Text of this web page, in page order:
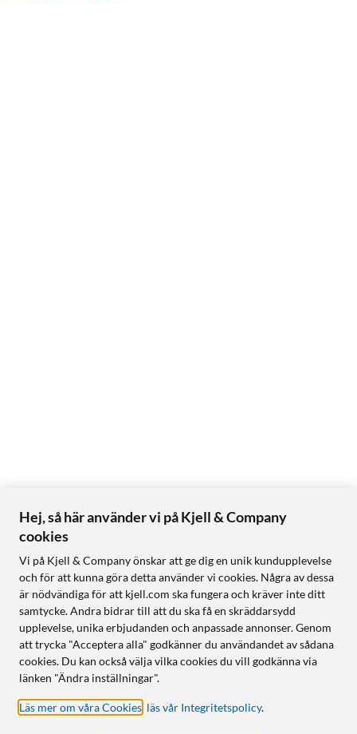
Hej, så här använder vi på Kjell & Company
cookies
Vi på Kjell & Company önskar att ge dig en unik kundupplevelse
och för att kunna göra detta använder vi cookies. Några av dessa
är nödvändiga för att kjell.com ska fungera och kräver inte ditt
samtycke. Andra bidrar till att du ska få en skräddarsydd
upplevelse, unika erbjudanden och anpassade annonser. Genom
att trycka "Acceptera alla" godkänner du användandet av sådana
cookies. Du kan också välja vilka cookies du vill godkänna via
länken "Ändra inställningar".
Läs mer om våra Cookies läs vår Integritetspolicy.